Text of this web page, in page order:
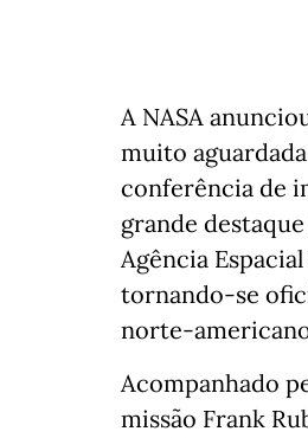
A NASA
muito
conferência de
grande
Agência
tornando-se
norte-
Acompanhado
missão Frank